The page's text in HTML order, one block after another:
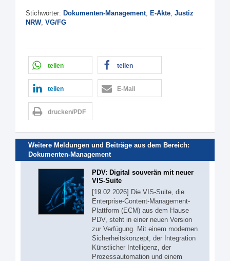
Stichwörter: Dokumenten-Management, E-Akte, Justiz
NRW, VG/FG
teilen teilen
teilen E-Mail
drucken/PDF
Weitere Meldungen und Beiträge aus dem Bereich:
Dokumenten-Management
PDV: Digital souverän mit neuer
VIS-Suite
[19.02.2026] Die VIS-Suite, die
Enterprise-Content-Management-
Plattform (ECM) aus dem Hause
PDV, steht in einer neuen Version
zur Verfügung. Mit einem modernen
Sicherheitskonzept, der Integration
Künstlicher Intelligenz, der
Prozessautomation und einem